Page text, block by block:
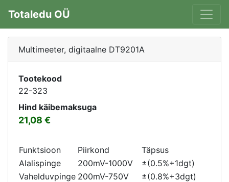
Totaledu OÜ
Multimeeter, digitaalne DT9201A
Tootekood
22-323
Hind käibemaksuga
21,08
Funktsioon Piirkond
Täpsus
Alalispinge
200mV-1000V
±(0.5%+1dgt)
Vahelduvpinge 200mV-750V
±(0.8%+3dgt)